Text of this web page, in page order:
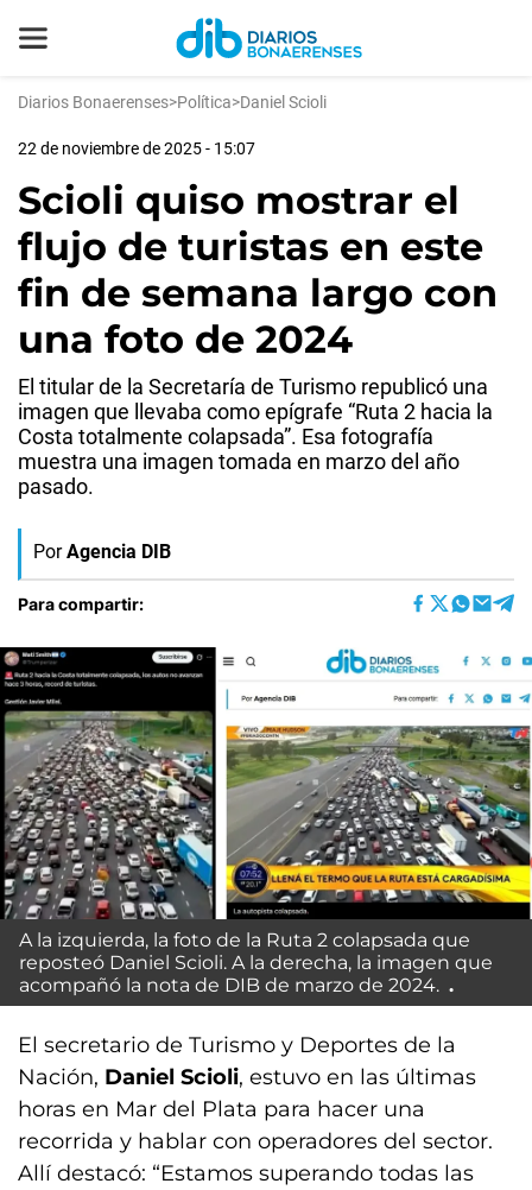
Diarios Bonaerenses>Política>Daniel Scioli
22 de noviembre de 2025 - 15:07
Scioli quiso mostrar el
flujo de turistas en este
fin de semana largo con
una foto de 2024
El titular de la Secretaría de Turismo republicó una
imagen que llevaba como epígrafe “Ruta 2 hacia la
Costa totalmente colapsada”. Esa fotografía
muestra una imagen tomada en marzo del año
pasado.
Por Agencia DIB
Para compartir:
A la izquierda, la foto de la Ruta 2 colapsada que
reposteó Daniel Scioli. A la derecha, la imagen que
acompañó la nota de DIB de marzo de 2024.
El secretario de Turismo y Deportes de la
Nación, Daniel Scioli, estuvo en las últimas
horas en Mar del Plata para hacer una
recorrida y hablar con operadores del sector.
Allí destacó: “Estamos superando todas las